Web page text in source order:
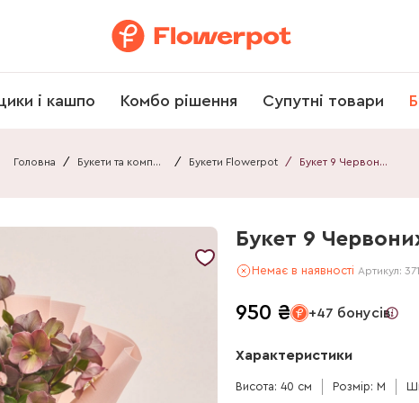
і кашпо Комбо рішення Супутні товари
Головна / Букети та композиції / Букети Flowerpot / Букет 9 Червоних Хелеборусів F421
Букет 9
Немає в наявності Артикул:
950 ₴ +47 бонусів
Характеристики
Висота: 40 см Розмір: M